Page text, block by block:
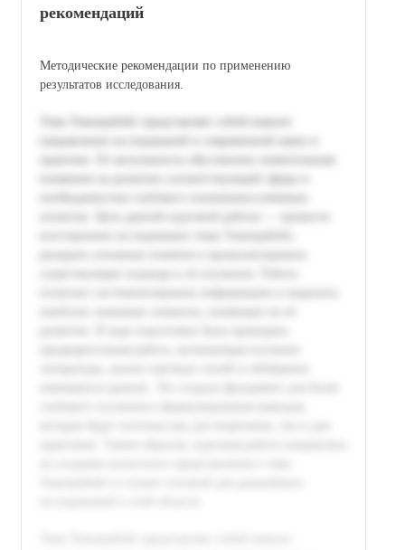
рекомендаций
Методические рекомендации по применению
результатов исследования.